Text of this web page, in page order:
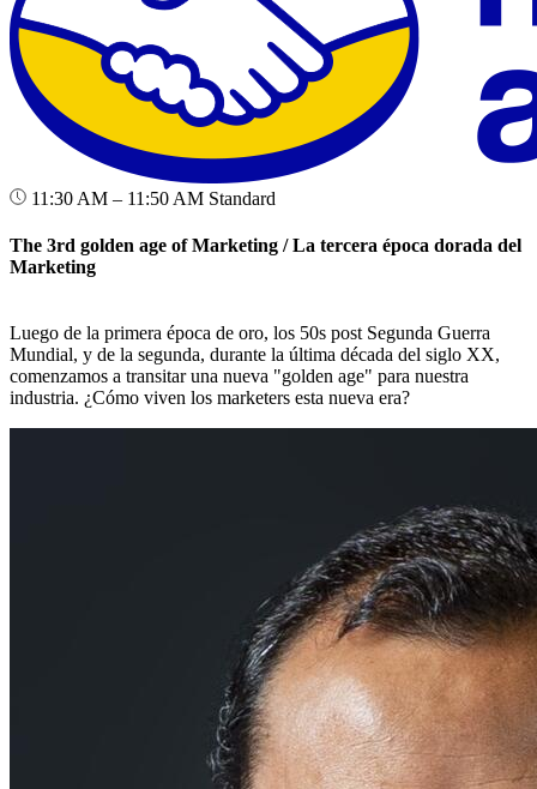
11:30 AM – 11:50 AM Standard
The 3rd golden age of Marketing / La tercera época dorada del
Marketing
Luego de la primera época de oro, los 50s post Segunda Guerra
Mundial, y de la segunda, durante la última década del siglo XX,
comenzamos a transitar una nueva "golden age" para nuestra
industria. ¿Cómo viven los marketers esta nueva era?